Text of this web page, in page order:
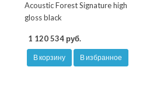
Acoustic Forest Signature high
gloss black
1 120 534 руб.
В корзину В избранное